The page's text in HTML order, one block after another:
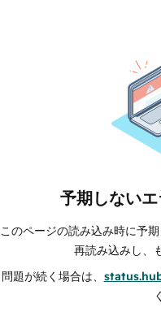
予期しないエ
このページの読み込み時に予
再読み込みし、
問題が続く場合は、